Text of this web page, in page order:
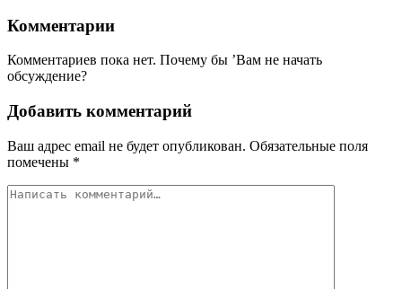
Комментарии
Комментариев пока нет. Почему бы ’Вам не начать
обсуждение?
Добавить комментарий
Ваш адрес email не будет опубликован. Обязательные поля
помечены *